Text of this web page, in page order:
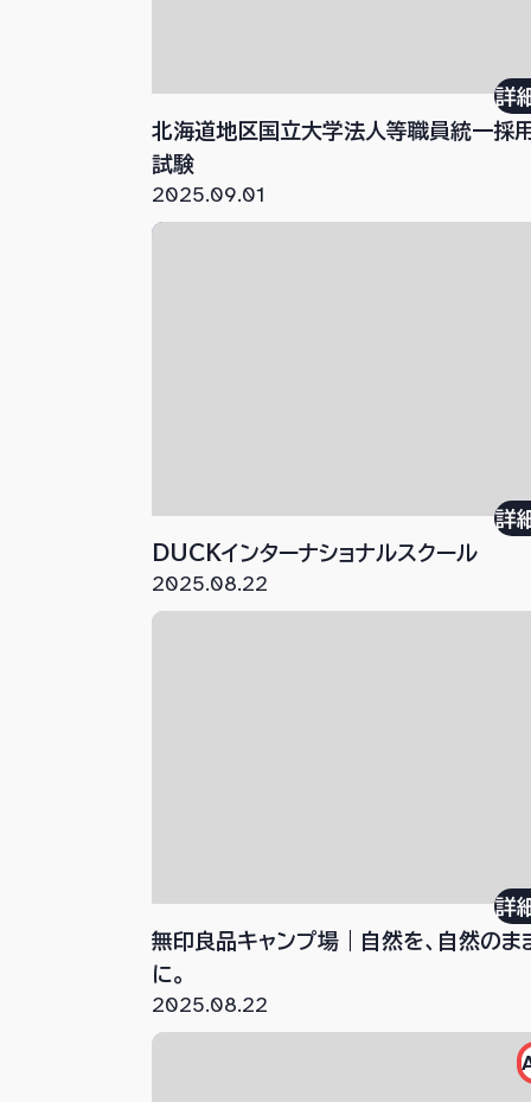
北海道地区国立大学法人等職員統一採
試験
詳
2025.09.01
DUCKインターナショナルスクール
詳
2025.08.22
無印良品キャンプ場｜自然を、自然のま
に。
詳
2025.08.22